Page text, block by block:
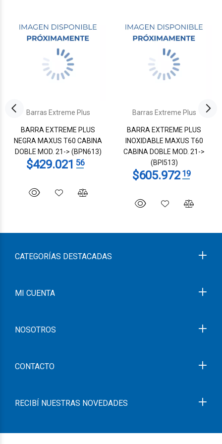
Barras Extreme Plus
BARRA EXTREME PLUS
NEGRA MAXUS T60 CABINA
DOBLE MOD. 21-> (BPN613)
Barras Extreme Plus
BARRA EXTREME PLUS
INOXIDABLE MAXUS T60
CABINA DOBLE MOD. 21->
(BPI513)
RECIBÍ NUESTRAS NOVEDADES
CATEGORÍAS DESTACADAS
MI CUENTA
NOSOTROS
CONTACTO